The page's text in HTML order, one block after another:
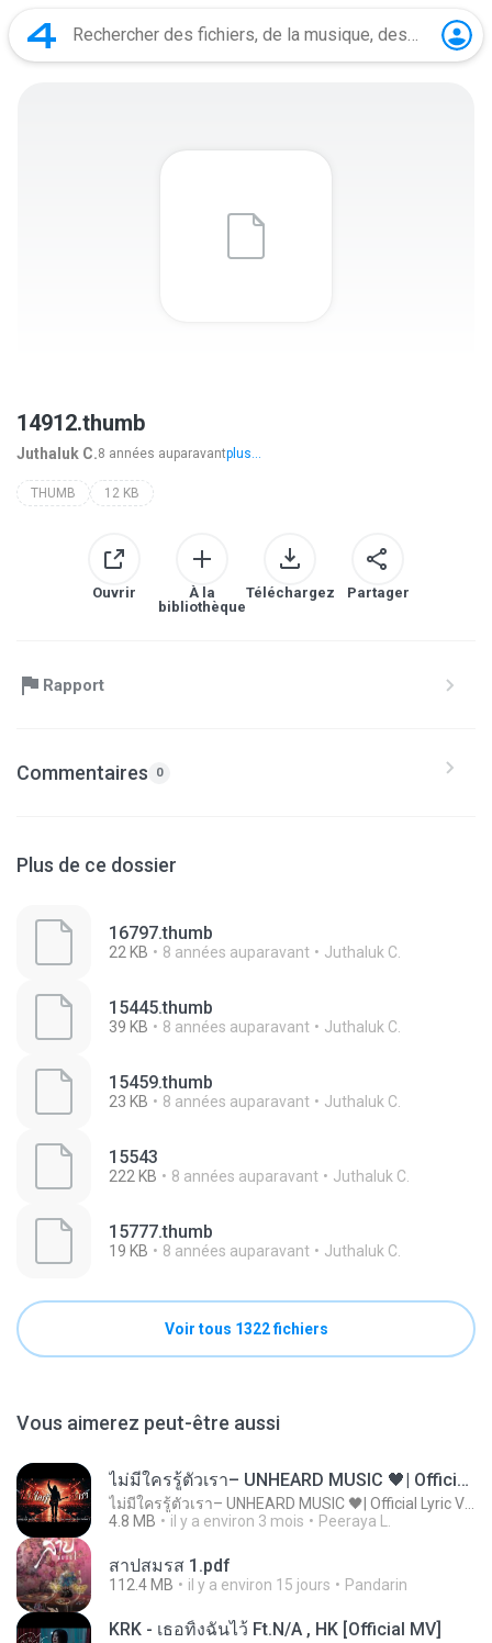
14912.thumb
Juthaluk C.8 années auparavantplus...
THUMB 12 KB
Ouvrir
À la
bibliothèque
Téléchargez Partager
Rapport
Commentaires 0
Plus de ce dossier
16797.thumb
22 KB 8 années auparavant Juthaluk C.
15445.thumb
39 KB 8 années auparavant Juthaluk C.
15459.thumb
23 KB 8 années auparavant Juthaluk C.
15543
222 KB 8 années auparavant Juthaluk C.
15777.thumb
19 KB 8 années auparavant Juthaluk C.
Voir tous 1322 fichiers
Vous aimerez peut-être aussi
ไม่มีใครรู้ตัวเรา– UNHEARD MUSIC 🖤| Official Lyric Video | เพลงสู้ชีวิต
4.8 MB
il y a environ 3 mois Peeraya L.
สาปสมรส 1.pdf
112.4 MB il y a environ 15 jours Pandarin
KRK - เธอทิ้งฉันไว้ Ft.N/A , HK [Official MV]